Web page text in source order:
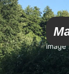
image